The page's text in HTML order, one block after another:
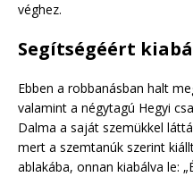
véghez.
Segítségéért
Ebben a robbanásban halt
valamint a négytagú Hegyi
Dalma a saját szemükkel
mert a szemtanúk szerint
ablakába, onnan kiabálva le: